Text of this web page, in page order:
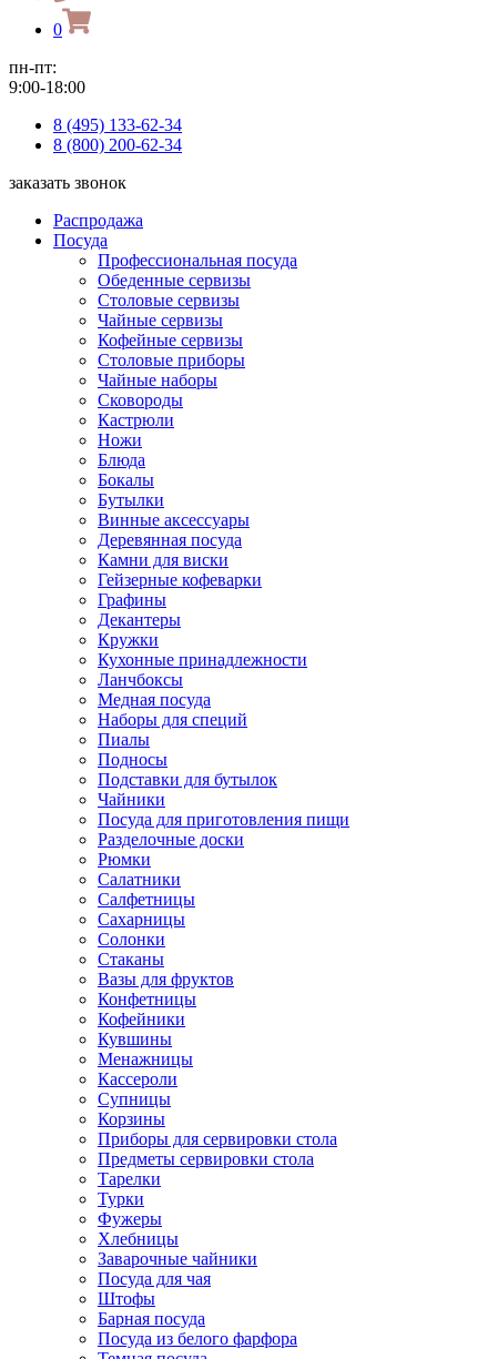
0
пн-пт:
9:00-18:00
8 (495) 133-62-34
8 (800) 200-62-34
заказать звонок
Распродажа
Посуда
Профессиональная посуда
Обеденные сервизы
Столовые сервизы
Чайные сервизы
Кофейные сервизы
Столовые приборы
Чайные наборы
Сковороды
Кастрюли
Ножи
Блюда
Бокалы
Бутылки
Винные аксессуары
Деревянная посуда
Камни для виски
Гейзерные кофеварки
Графины
Декантеры
Кружки
Кухонные принадлежности
Ланчбоксы
Медная посуда
Наборы для специй
Пиалы
Подносы
Подставки для бутылок
Чайники
Посуда для приготовления пищи
Разделочные доски
Рюмки
Салатники
Салфетницы
Сахарницы
Солонки
Стаканы
Вазы для фруктов
Конфетницы
Кофейники
Кувшины
Менажницы
Кассероли
Супницы
Корзины
Приборы для сервировки стола
Предметы сервировки стола
Тарелки
Турки
Фужеры
Хлебницы
Заварочные чайники
Посуда для чая
Штофы
Барная посуда
Посуда из белого фарфора